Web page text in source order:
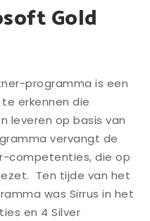
Gold
programma is een
erkennen die
leveren op basis van
vervangt de
competenties, die op
Ten tijde van het
was Sirrus in het
en 4 Silver